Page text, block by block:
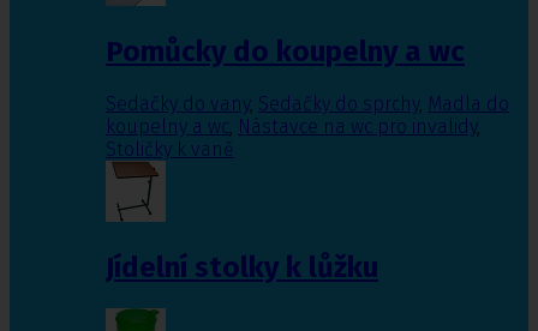
Pomůcky do koupelny a wc
Sedačky do vany, Sedačky do sprchy, Madla do
koupelny a wc, Nástavce na wc pro invalidy,
Stoličky k vaně
Jídelní stolky k lůžku